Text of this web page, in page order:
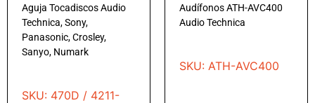
Aguja Tocadiscos Audio
Technica, Sony,
Panasonic, Crosley,
Sanyo, Numark
SKU: 470D / 4211-
Audífonos ATH-AVC400
Audio Technica
SKU: ATH-AVC400